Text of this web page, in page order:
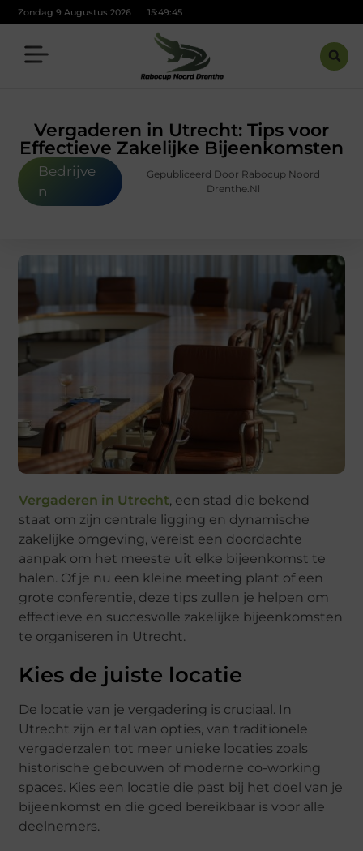
Zondag 9 Augustus 2026 15:49:47
Vergaderen in Utrecht: Tips voor
Effectieve Zakelijke Bijeenkomsten
Bedrijve
n
Gepubliceerd Door Rabocup Noord
Drenthe.nl
Vergaderen in Utrecht, een stad die bekend
staat om zijn centrale ligging en dynamische
zakelijke omgeving, vereist een doordachte
aanpak om het meeste uit elke bijeenkomst te
halen. Of je nu een kleine meeting plant of een
grote conferentie, deze tips zullen je helpen om
effectieve en succesvolle zakelijke bijeenkomsten
te organiseren in Utrecht.
Kies de juiste locatie
De locatie van je vergadering is cruciaal. In
Utrecht zijn er tal van opties, van traditionele
vergaderzalen tot meer unieke locaties zoals
historische gebouwen of moderne co-working
spaces. Kies een locatie die past bij het doel van je
bijeenkomst en die goed bereikbaar is voor alle
deelnemers.